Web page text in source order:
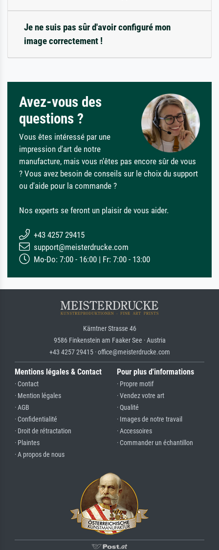
Je ne suis pas sûr d'avoir configuré mon
image correctement !
Avez-vous des
questions ?
Vous êtes intéressé par une
impression d'art de notre
manufacture, mais vous n'êtes pas encore sûr de vous
? Vous avez besoin de conseils sur le choix du support
ou d'aide pour la commande ?
Nos experts se feront un plaisir de vous aider.
+43 4257 29415
support@meisterdrucke.com
Mo-Do: 7:00 - 16:00 | Fr: 7:00 - 13:00
Kärntner Strasse 46
9586 Finkenstein am Faaker See · Austria
+43 4257 29415 · office@meisterdrucke.com
Mentions légales & Contact
· Contact
· Mention légales
· AGB
· Confidentialité
· Droit de rétractation
· Plaintes
· A propos de nous
Pour plus d'informations
· Propre motif
· Vendez votre art
· Qualité
· Images de notre travail
· Accessoires
· Commander un échantillon